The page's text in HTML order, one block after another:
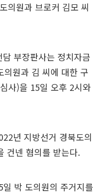
의원과 브로커 김모 씨
부장판사는 정치자금
의원과 김 씨에 대한 구
사)을 15일 오후 2시와
년 지방선거 경북도의
건넨 혐의를 받는다.
박 도의원의 주거지를